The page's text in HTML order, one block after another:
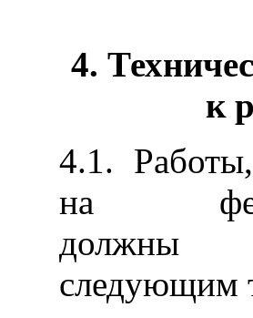
4.
к
4.1.
на
должны
следующим